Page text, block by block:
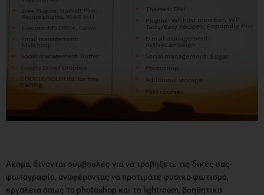
Ακόμα, δίνονται συμβουλές για να τραβήξετε τις δικές σας
φωτογραφία, αναφέροντας να προτιμάτε φυσικό φωτισμό,
εργαλεία όπως το photoshop και το lightroom, βοηθητικά